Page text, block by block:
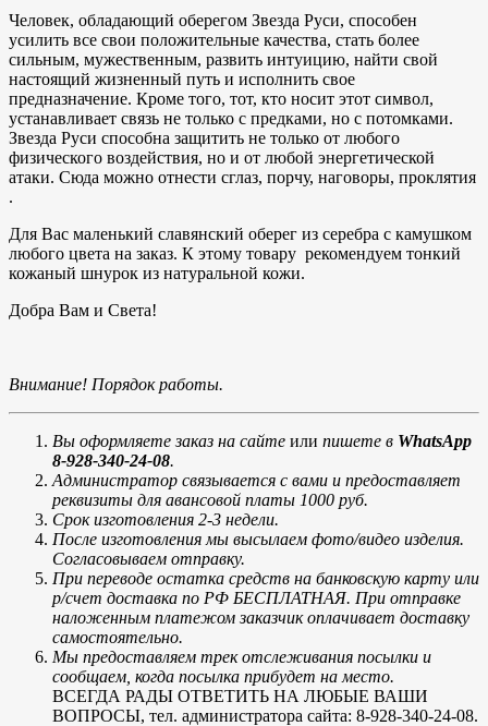
Человек, обладающий оберегом Звезда Руси, способен
усилить все свои положительные качества, стать более
сильным, мужественным, развить интуицию, найти свой
настоящий жизненный путь и исполнить свое
предназначение. Кроме того, тот, кто носит этот символ,
устанавливает связь не только с предками, но с потомками.
Звезда Руси способна защитить не только от любого
физического воздействия, но и от любой энергетической
атаки. Сюда можно отнести сглаз, порчу, наговоры, проклятия
.
Для Вас маленький славянский оберег из серебра с камушком
любого цвета на заказ. К этому товару рекомендуем тонкий
кожаный шнурок из натуральной кожи.
Добра Вам и Света!
Внимание! Порядок работы.
Вы оформляете заказ на сайте или пишете в WhatsApp
8-928-340-24-08.
Администратор связывается с вами и предоставляет
реквизиты для авансовой платы 1000 руб.
Срок изготовления 2-3 недели.
После изготовления мы высылаем фото/видео изделия.
Согласовываем отправку.
При переводе остатка средств на банковскую карту или
р/счет доставка по РФ БЕСПЛАТНАЯ. При отправке
наложенным платежом заказчик оплачивает доставку
самостоятельно.
Мы предоставляем трек отслеживания посылки и
сообщаем, когда посылка прибудет на место.
ВСЕГДА РАДЫ ОТВЕТИТЬ НА ЛЮБЫЕ ВАШИ
ВОПРОСЫ, тел. администратора сайта: 8-928-340-24-08.